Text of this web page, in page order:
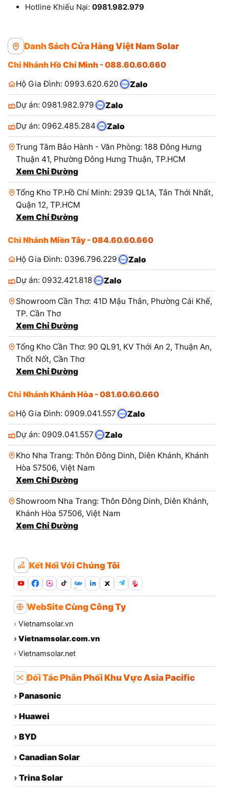
Hotline Khiếu Nại: 0981.982.979
Danh Sách Cửa Hàng Việt Nam Solar
Chi Nhánh Hồ Chí Minh - 088.60.60.660
Hộ Gia Đình: 0993.620.620
Zalo
Dự án: 0981.982.979 Zalo
Dự án: 0962.485.284 Zalo
Trung Tâm Bảo Hành - Văn Phòng: 188 Đông Hưng
Thuận 41, Phường Đông Hưng Thuận, TP.HCM
Xem Chỉ Đường
Tổng Kho TP.Hồ Chí Minh: 2939 QL1A, Tân Thới Nhất,
Quận 12, TP.HCM
Xem Chỉ Đường
Chi Nhánh Miền Tây - 084.60.60.660
Hộ Gia Đình: 0396.796.229
Zalo
Dự án: 0932.421.818 Zalo
Showroom Cần Thơ: 41D Mậu Thân, Phường Cái Khế,
TP. Cần Thơ
Xem Chỉ Đường
Tổng Kho Cần Thơ: 90 QL91, KV Thới An 2, Thuận An,
Thốt Nốt, Cần Thơ
Xem Chỉ Đường
Chi Nhánh Khánh Hòa - 081.60.60.660
Hộ Gia Đình: 0909.041.557
Zalo
Dự án: 0909.041.557 Zalo
Kho Nha Trang: Thôn Đông Dinh, Diên Khánh, Khánh
Hòa 57506, Việt Nam
Xem Chỉ Đường
Showroom Nha Trang: Thôn Đông Dinh, Diên Khánh,
Khánh Hòa 57506, Việt Nam
Xem Chỉ Đường
Kết Nối Với Chúng Tôi
Zalo
WebSite Cùng Công Ty
› Vietnamsolar.vn
› Vietnamsolar.com.vn
› Vietnamsolar.net
Đối Tác Phân Phối Khu Vực Asia Pacific
› Panasonic
› Huawei
› BYD
› Canadian Solar
› Trina Solar